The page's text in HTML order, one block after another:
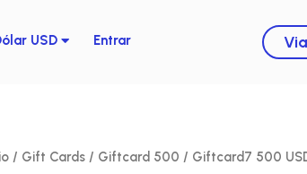
USD Entrar
/ Gift Cards / Giftcard 500 / Giftcard7 500